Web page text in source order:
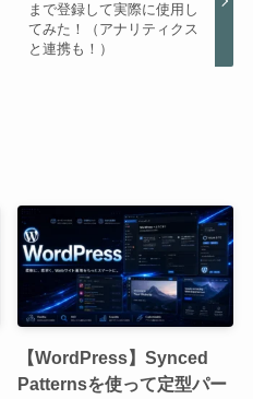
まで登録して実際に使用し
てみた！（アナリティクス
と連携も！）
【WordPress】Synced
Patternsを使って定型パー